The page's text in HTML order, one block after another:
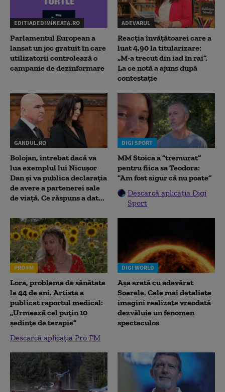
EDITIADEDIMINEATA.RO
Parlamentul European a
lansat un joc gratuit în care
utilizatorii controlează o
campanie de dezinformare
ADEVARUL
Reacția învățătoarei care a
luat 4,90 la titularizare:
„M-a trecut din iad în rai”.
La ce notă a ajuns după
contestație
GANDUL.RO
Bolojan, întrebat dacă va
lua exemplul lui Nicușor
Dan și va publica declarația
de avere a partenerei sale
de viață. Ce răspuns a dat...
DIGI SPORT
MM Stoica a ”tremurat”
pentru fiica sa Teodora:
”Am fost sigur că nu poate”
Descarcă aplicația Digi
Sport
PRO FM
Lora, probleme de sănătate
la 44 de ani. Artista a
publicat raportul medical:
„Urmează cel puțin 10
ședințe de terapie”
Descarcă aplicația Pro FM
DIGI WORLD
Așa arată cu adevărat
Soarele. Cele mai detaliate
imagini realizate vreodată
dezvăluie un fenomen
spectaculos